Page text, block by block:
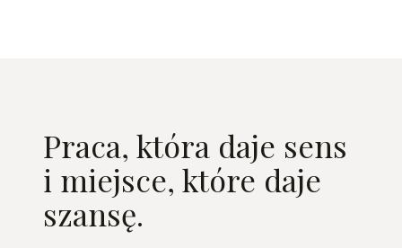
Praca, która daje sens
i miejsce, które daje
szansę.